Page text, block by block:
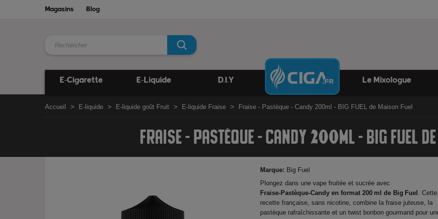
Magasins Blog
E-Cigarette E-Liquide D.I.Y Le Mixologue
Accueil E-liquide E-liquide goût Fruit E-liquide Fraise Fraise - Pastèque - Candy 200ml - BIG FUEL de Maison Fuel
FRAISE - PASTÈQUE - CANDY 200ML - BIG FUEL
Marque: Big Fuel
Plongez dans une vape fruitée et sucrée avec
Fraise‑Pastèque‑Candy en format 200 ml de Big Fuel . Cette
recette française, sans nicotine, combine la fraise juteuse, la
pastèque rafraîchissante et un twist bonbon gourmand pour